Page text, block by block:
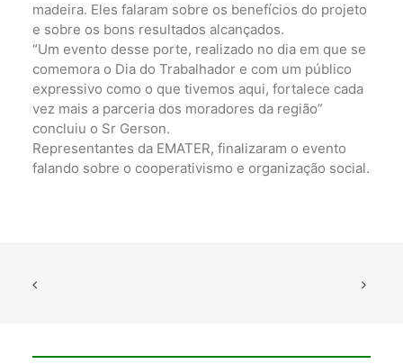
madeira. Eles falaram sobre os benefícios do projeto
e sobre os bons resultados alcançados.
“Um evento desse porte, realizado no dia em que se
comemora o Dia do Trabalhador e com um público
expressivo como o que tivemos aqui, fortalece cada
vez mais a parceria dos moradores da região”
concluiu o Sr Gerson.
Representantes da EMATER, finalizaram o evento
falando sobre o cooperativismo e organização social.